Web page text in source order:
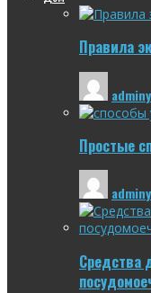
Правила
Простые
Средства